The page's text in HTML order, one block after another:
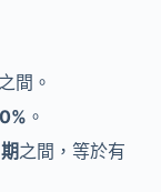
之間。
。
之間，等於有